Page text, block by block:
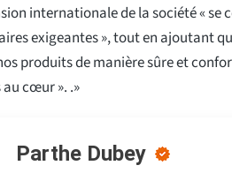
internationale de la société « se
exigeantes », tout en ajoutant
produits de manière sûre et
cœur ». .»
Parthe Dubey